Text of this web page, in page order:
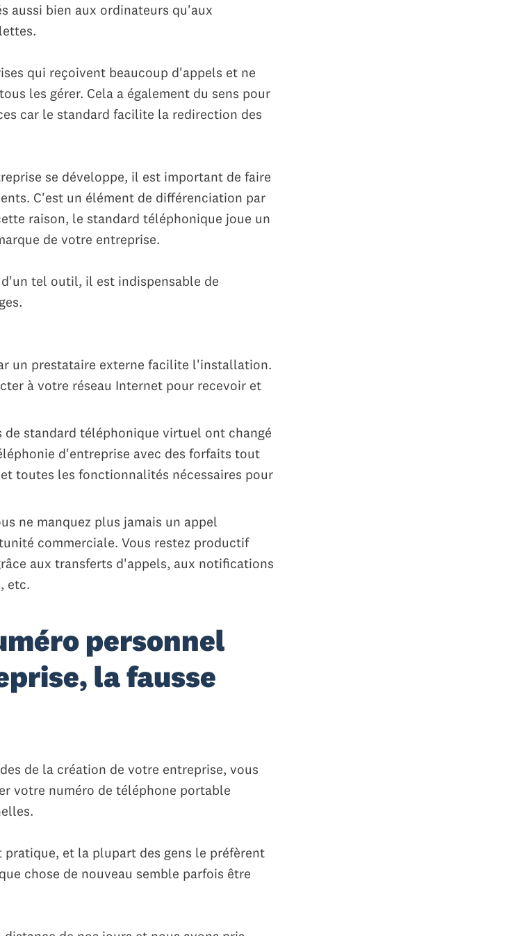
aussi bien aux ordinateurs qu'aux
qui reçoivent beaucoup d'appels et ne
les gérer. Cela a également du sens pour
car le standard facilite la redirection des
se développe, il est important de faire
C'est un élément de différenciation par
raison, le standard téléphonique joue un
de votre entreprise.
tel outil, il est indispensable de
un prestataire externe facilite l'installation.
à votre réseau Internet pour recevoir et
de standard téléphonique virtuel ont changé
d'entreprise avec des forfaits tout
toutes les fonctionnalités nécessaires pour
ne manquez plus jamais un appel
commerciale. Vous restez productif
aux transferts d'appels, aux notifications
etc.
personnel
la fausse
de la création de votre entreprise, vous
votre numéro de téléphone portable
et la plupart des gens le préfèrent
chose de nouveau semble parfois être